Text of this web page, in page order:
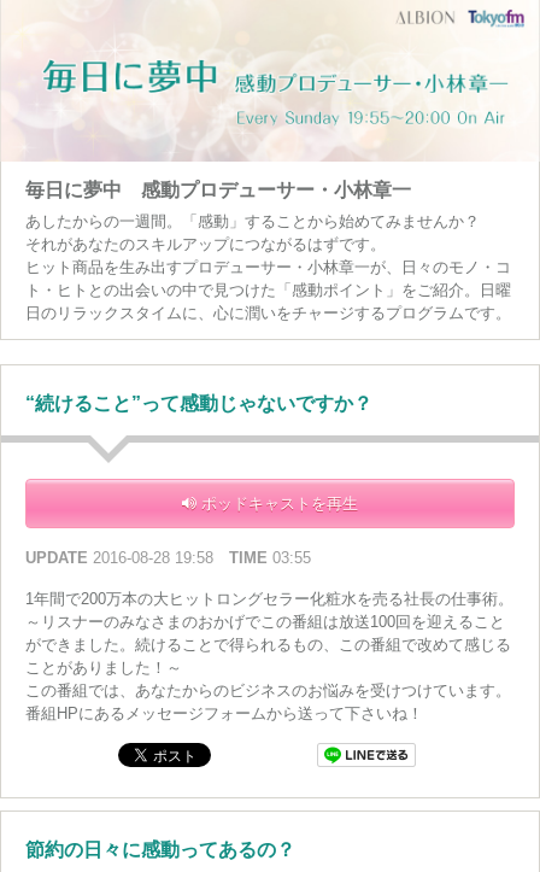
毎日に夢中 感動プロデューサー・小林章一
あしたからの一週間。「感動」することから始めてみませんか？
それがあなたのスキルアップにつながるはずです。
ヒット商品を生み出すプロデューサー・小林章一が、日々のモノ・コ
ト・ヒトとの出会いの中で見つけた「感動ポイント」をご紹介。日曜
日のリラックスタイムに、心に潤いをチャージするプログラムです。
“続けること”って感動じゃないですか？
ポッドキャストを再生
UPDATE 2016-08-28 19:58 TIME 03:55
1年間で200万本の大ヒットロングセラー化粧水を売る社長の仕事術。
～リスナーのみなさまのおかげでこの番組は放送100回を迎えること
ができました。続けることで得られるもの、この番組で改めて感じる
ことがありました！～
この番組では、あなたからのビジネスのお悩みを受けつけています。
番組HPにあるメッセージフォームから送って下さいね！
節約の日々に感動ってあるの？